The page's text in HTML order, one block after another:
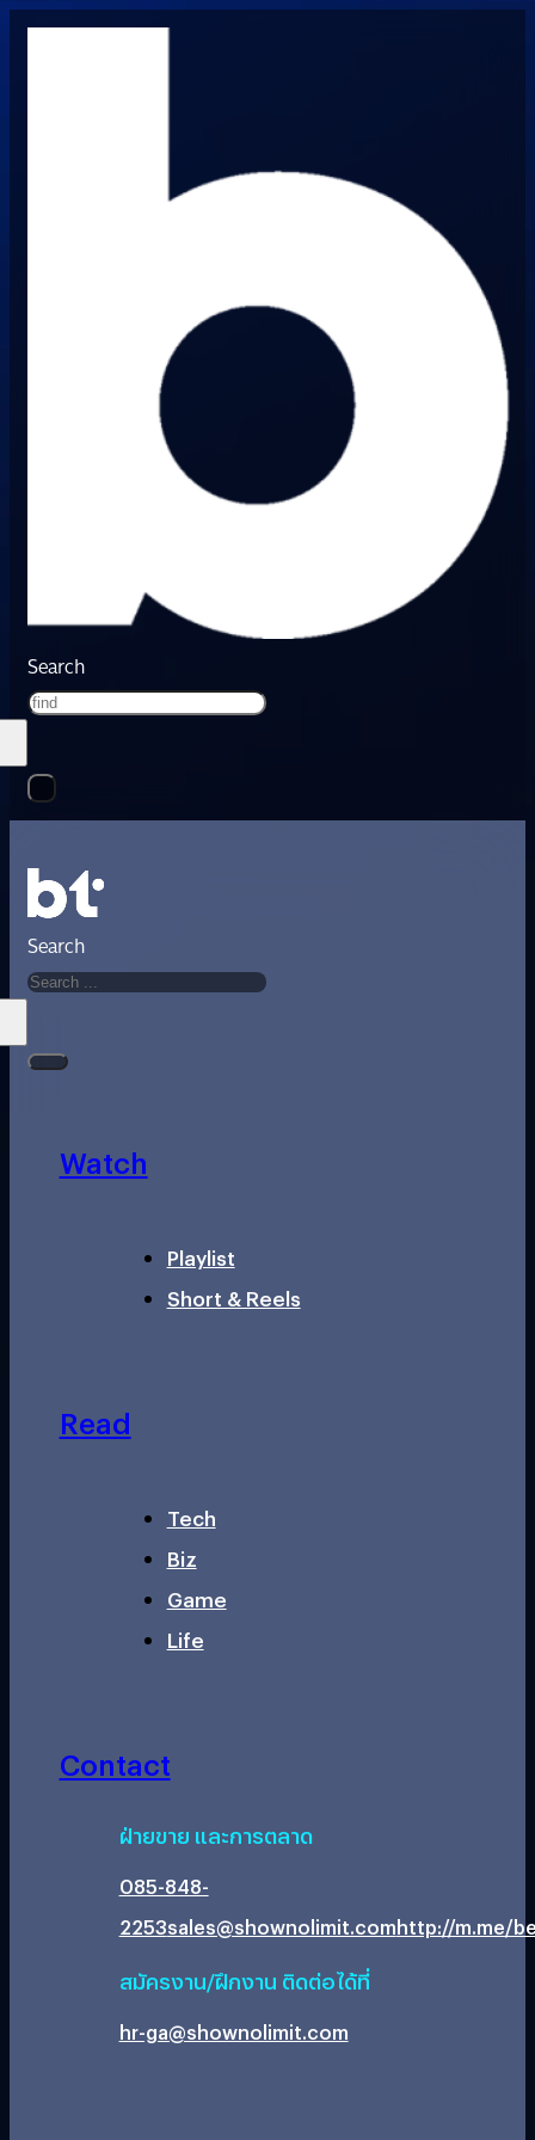
Search
Search
Watch
Playlist
Short & Reels
Read
Tech
Biz
Game
Life
Contact
ฝ่ายขาย และการตลาด
085-848-
2253sales@shownolimit.comhttp://m.me/
สมัครงาน/ฝึกงาน ติดต่อได้ที่
hr-ga@shownolimit.com